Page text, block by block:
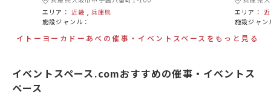
エリア： 近畿 ,兵庫県
施設ジャンル：
エリア：
施設ジャン
イトーヨーカドーあべの催事・イベントスペースをもっと見る
イベントスペース.comおすすめの催事・イベントス
ペース